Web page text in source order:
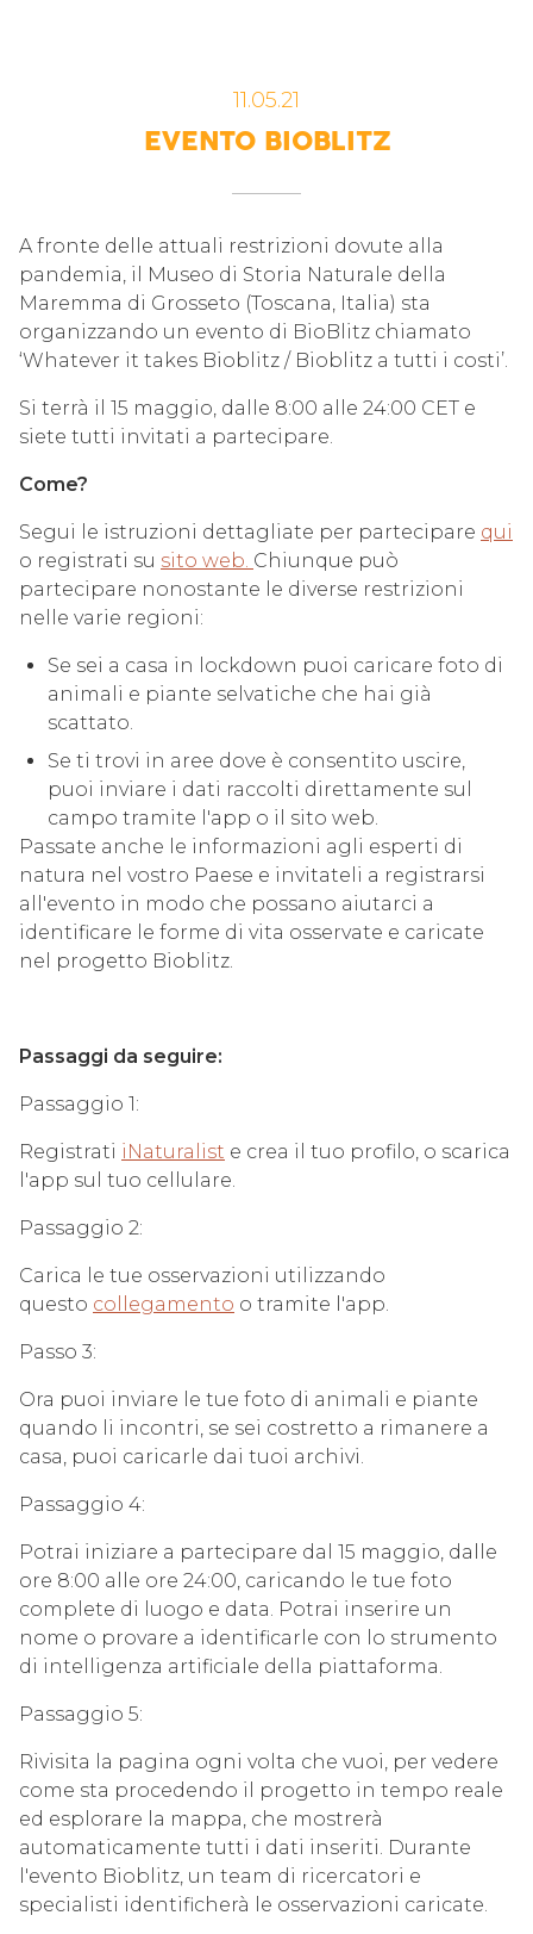
EVENTO BIOBLITZ
11.05.21
A fronte delle attuali restrizioni dovute alla
pandemia, il Museo di Storia Naturale della
Maremma di Grosseto (Toscana, Italia) sta
organizzando un evento di BioBlitz chiamato
‘Whatever it takes Bioblitz / Bioblitz a tutti i costi’.
Si terrà il 15 maggio, dalle 8:00 alle 24:00 CET e
siete tutti invitati a partecipare.
Come?
Segui le istruzioni dettagliate per partecipare qui
o registrati su sito web. Chiunque può
partecipare nonostante le diverse restrizioni
nelle varie regioni:
Se sei a casa in lockdown puoi caricare foto di
animali e piante selvatiche che hai già
scattato.
Se ti trovi in aree dove è consentito uscire,
puoi inviare i dati raccolti direttamente sul
campo tramite l'app o il sito web.
Passate anche le informazioni agli esperti di
natura nel vostro Paese e invitateli a registrarsi
all'evento in modo che possano aiutarci a
identificare le forme di vita osservate e caricate
nel progetto Bioblitz.
Passaggi da seguire:
Passaggio 1:
Registrati iNaturalist e crea il tuo profilo, o scarica
l'app sul tuo cellulare.
Passaggio 2:
Carica le tue osservazioni utilizzando
questo collegamento o tramite l'app.
Passo 3:
Ora puoi inviare le tue foto di animali e piante
quando li incontri, se sei costretto a rimanere a
casa, puoi caricarle dai tuoi archivi.
Passaggio 4:
Potrai iniziare a partecipare dal 15 maggio, dalle
ore 8:00 alle ore 24:00, caricando le tue foto
complete di luogo e data. Potrai inserire un
nome o provare a identificarle con lo strumento
di intelligenza artificiale della piattaforma.
Passaggio 5:
Rivisita la pagina ogni volta che vuoi, per vedere
come sta procedendo il progetto in tempo reale
ed esplorare la mappa, che mostrerà
automaticamente tutti i dati inseriti. Durante
l'evento Bioblitz, un team di ricercatori e
specialisti identificherà le osservazioni caricate.